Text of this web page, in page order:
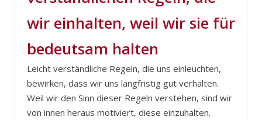
wir einhalten, weil wir sie für
bedeutsam halten
Leicht verständliche Regeln, die uns einleuchten,
bewirken, dass wir uns langfristig gut verhalten.
Weil wir den Sinn dieser Regeln verstehen, sind wir
von innen heraus motiviert, diese einzuhalten.